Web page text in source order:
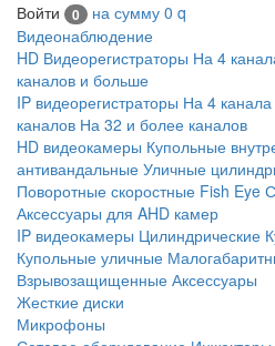
Войти 0 на сумму 0 q
Видеонаблюдение
HD Видеорегистраторы На 4
каналов и больше
IP видеорегистраторы На 4 канала
каналов На 32 и более каналов
HD видеокамеры Купольные
антивандальные Уличные
Поворотные скоростные Fish Eye
Аксессуары для AHD камер
IP видеокамеры Цилиндрические
Купольные уличные
Взрывозащищенные Аксессуары
Жесткие диски
Микрофоны